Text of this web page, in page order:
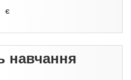
є
навчання